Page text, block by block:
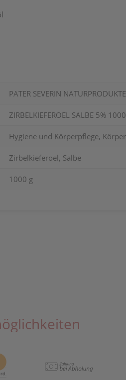
PATER SEVERIN
ZIRBELKIEFEROEL SALBE 5%
Hygiene und Körperpflege, Körper
Zirbelkieferoel, Salbe
1000 g